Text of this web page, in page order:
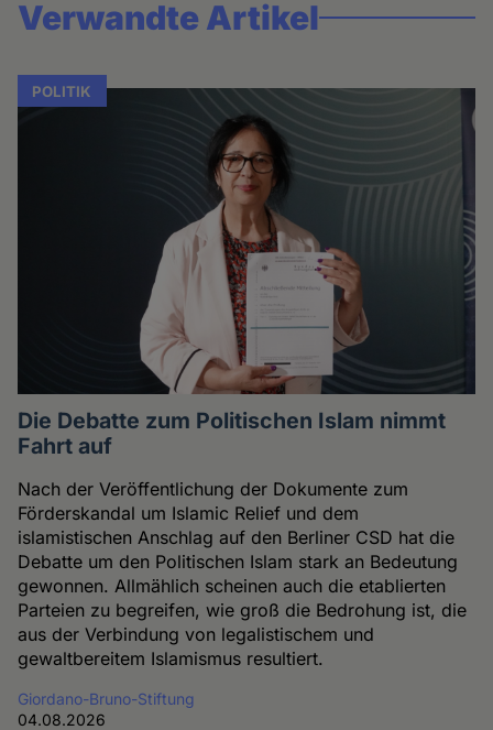
Verwandte Artikel
POLITIK
Die Debatte zum Politischen Islam nimmt
Fahrt auf
Nach der Veröffentlichung der Dokumente zum
Förderskandal um Islamic Relief und dem
islamistischen Anschlag auf den Berliner CSD hat die
Debatte um den Politischen Islam stark an Bedeutung
gewonnen. Allmählich scheinen auch die etablierten
Parteien zu begreifen, wie groß die Bedrohung ist, die
aus der Verbindung von legalistischem und
gewaltbereitem Islamismus resultiert.
Giordano-Bruno-Stiftung
04.08.2026